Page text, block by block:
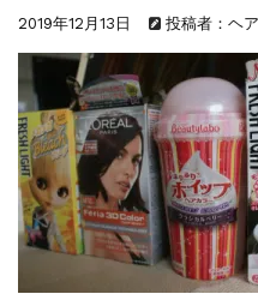
新着情報
【新商品】厚口ヘアカラーチ
新着情報
2024.4.10
在庫処分セールのお知らせ【
2019年12月13日 投稿者：ヘ